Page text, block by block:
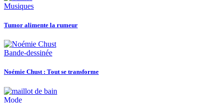
Musiques
Tumor alimente la rumeur
Bande-dessinée
Noémie Chust : Tout se transforme
Mode